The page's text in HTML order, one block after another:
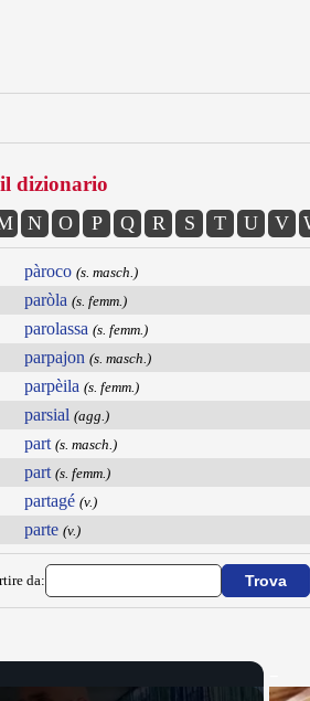
dizionario
N O P Q R S T U V
pàroco (s. masch.)
paròla (s. femm.)
parolassa (s. femm.)
parpajon (s. masch.)
parpèila (s. femm.)
parsial (agg.)
part (s. masch.)
part (s. femm.)
partagé (v.)
parte (v.)
da: